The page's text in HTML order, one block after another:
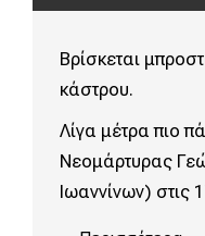
Βρίσκεται
κάστρου.
Λίγα μέτρα πιο
Νεομάρτυρας
Ιωαννίνων) στις